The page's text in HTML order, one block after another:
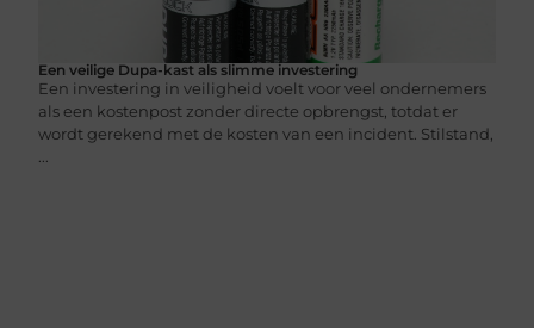
Een veilige Dupa-kast als slimme investering
Een investering in veiligheid voelt voor veel ondernemers
als een kostenpost zonder directe opbrengst, totdat er
wordt gerekend met de kosten van een incident. Stilstand,